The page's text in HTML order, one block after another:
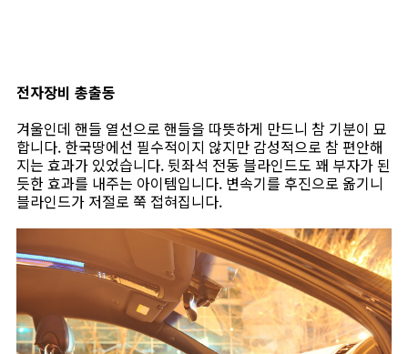
전자장비 총출동
겨울인데 핸들 열선으로 핸들을 따뜻하게 만드니 참 기분이 묘
합니다. 한국땅에선 필수적이지 않지만 감성적으로 참 편안해
지는 효과가 있었습니다. 뒷좌석 전동 블라인드도 꽤 부자가 된
듯한 효과를 내주는 아이템입니다. 변속기를 후진으로 옮기니
블라인드가 저절로 쭉 접혀집니다.